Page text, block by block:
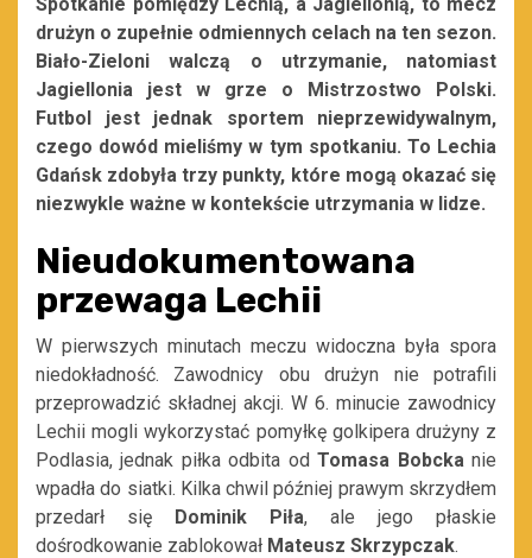
drużyn o zupełnie odmiennych celach na ten sezon.
Biało-Zieloni walczą o utrzymanie, natomiast
Jagiellonia jest w grze o Mistrzostwo Polski.
Futbol jest jednak sportem nieprzewidywalnym,
czego dowód mieliśmy w tym spotkaniu. To Lechia
Gdańsk zdobyła trzy punkty, które mogą okazać się
niezwykle ważne w kontekście utrzymania w lidze.
Nieudokumentowana
przewaga Lechii
W pierwszych minutach meczu widoczna była spora
niedokładność. Zawodnicy obu drużyn nie potrafili
przeprowadzić składnej akcji. W 6. minucie zawodnicy
Lechii mogli wykorzystać pomyłkę golkipera drużyny z
Podlasia, jednak piłka odbita odTomasa Bobcka nie
wpadła do siatki. Kilka chwil później prawym skrzydłem
przedarł się Dominik Piła, ale jego płaskie
dośrodkowanie zablokował Mateusz Skrzypczak.